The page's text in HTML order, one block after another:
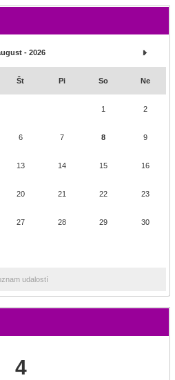
- 2026
Št Pi So Ne
1 2
6 7 8 9
13 14 15 16
20 21 22 23
27 28 29 30
udalostí
4